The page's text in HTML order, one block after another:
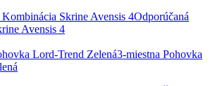
Odporúčaná
Avensis 4
3-miestna Pohovka